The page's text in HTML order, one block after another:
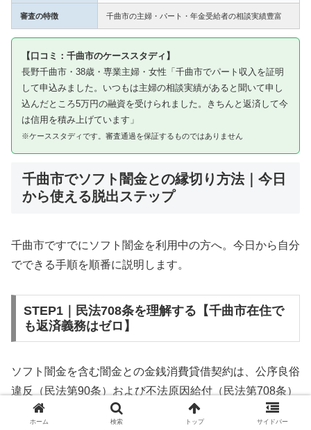
審査の特徴 千曲市の主婦・パート・年金受給者の相談実績豊富
【口コミ：千曲市のケーススタディ】
長野千曲市・38歳・専業主婦・女性「千曲市でパート収入を証明
して申込みました。いつもは主婦の相談実績があると聞いて申し
込んだところ5万円の融資を受けられました。きちんと返済して今
は信用を積み上げています」
※ケーススタディです。審査通過を保証するものではありません
千曲市でソフト闇金との縁切り方法｜今日
から使える脱出ステップ
千曲市ですでにソフト闇金を利用中の方へ。今日から自分
でできる手順を順番に説明します。
STEP1｜民法708条を理解する【千曲市在住で
も返済義務はゼロ】
ソフト闇金を含む闇金との金銭消費貸借契約は、公序良俗
違反（民法第90条）および不法原因給付（民法第708条）
に該当するため、法的には無効です。千曲市在住であって
ホーム 検索 トップ サイドバー